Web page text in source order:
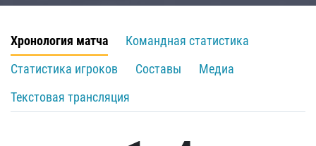
Хронология матча
Командная статистика
Статистика игроков
Составы
Медиа
Текстовая трансляция